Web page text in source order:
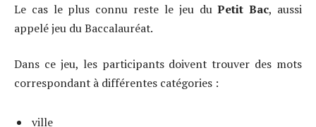
Le cas le plus connu reste le jeu duPetit Bac, aussi
appelé jeu du Baccalauréat.
Dans ce jeu, les participants doivent trouver des mots
correspondant à différentes catégories :
ville